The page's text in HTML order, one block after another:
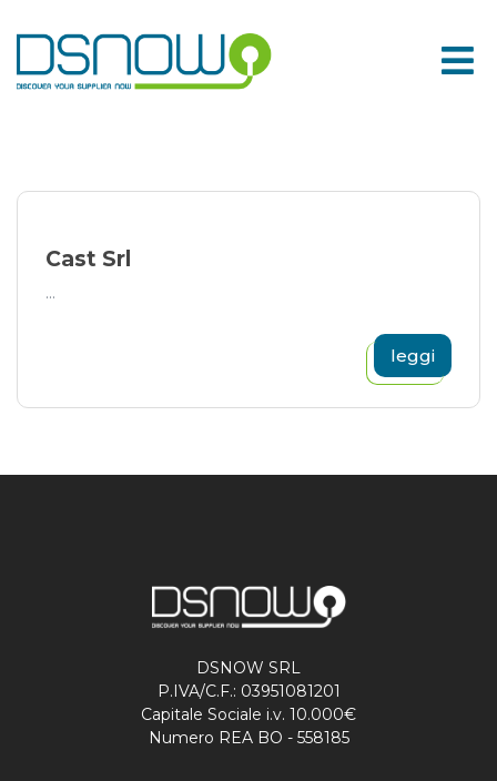
to
content
Cast Srl
...
leggi
DSNOW SRL
P.IVA/C.F.: 03951081201
Capitale Sociale i.v. 10.000€
Numero REA BO - 558185